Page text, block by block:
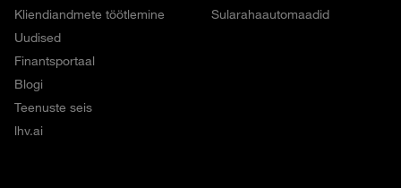
Kliendiandmete töötlemine
Uudised
Finantsportaal
Blogi
Teenuste seis
lhv.ai
Sularahaautomaadid